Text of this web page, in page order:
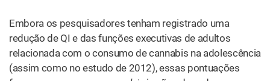
Embora os pesquisadores tenham registrado uma
redução de QI e das funções executivas de adultos
relacionada com o consumo de cannabis na adolescência
(assim como no estudo de 2012), essas pontuações